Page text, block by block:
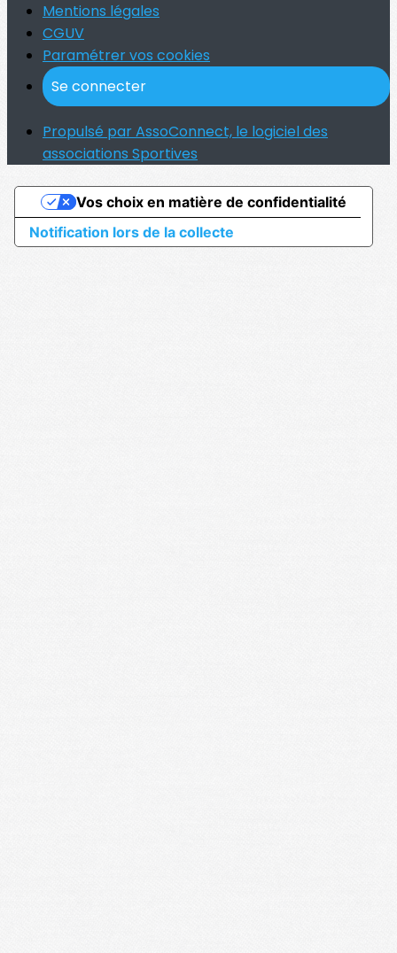
Mentions légales
CGUV
Paramétrer vos cookies
Se connecter
Propulsé par AssoConnect, le logiciel des
associations Sportives
Notification lors de la collecte
Vos choix en matière de confidentialité